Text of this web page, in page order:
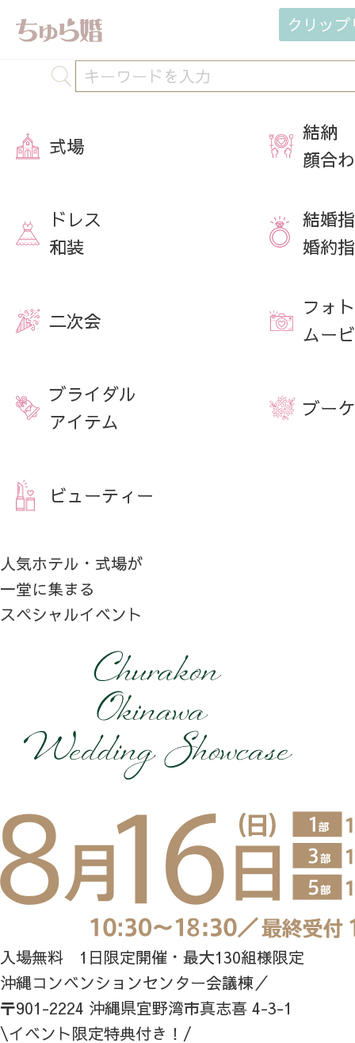
クリッ
式場
結納
顔合
ドレス
和装
結婚
婚約
二次会
フォト
ムー
ブライダル
アイテム
ブーケ
ビューティー
人気ホテル・式場が
一堂に集まる
スペシャルイベント
入場無料 1日限定開催・最大130組様限定
沖縄コンベンションセンター会議棟／
〒901-2224 沖縄県宜野湾市真志喜 4-3-1
\イベント限定特典付き！/